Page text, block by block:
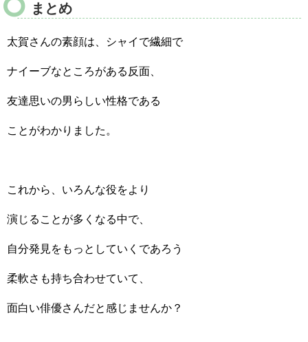
まとめ
太賀さんの素顔は、シャイで繊細で
ナイーブなところがある反面、
友達思いの男らしい性格である
ことがわかりました。
これから、いろんな役をより
演じることが多くなる中で、
自分発見をもっとしていくであろう
柔軟さも持ち合わせていて、
面白い俳優さんだと感じませんか？